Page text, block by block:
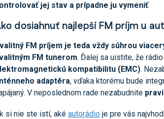
jej stav a prípadne ju vymeniť.
dosiahnuť najlepší FM príjm u
FM príjem je teda vždy súhrou
FM tunerom. Ďalej sa uistite, že
kompatibilitu (EMC).
adaptéra, vďaka ktorému bude
V neposlednom rade nezabudnite
si nie ste istí, aké autorádio je pre vás